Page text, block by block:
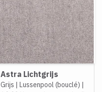
Astra Lichtgrijs
Grijs | Lussenpool (bouclé) |